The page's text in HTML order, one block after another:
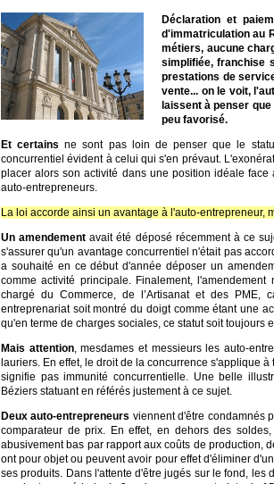
Déclaration et
d'immatriculation au
métiers, aucune
simplifiée, franchise
prestations de
vente... on le voit,
laissent à penser
peu favorisé.
Et certains ne sont pas loin de penser que le
concurrentiel évident à celui qui s'en prévaut.
placer alors son activité dans une position idéale
auto-entrepreneurs.
La loi accorde ainsi un avantage à l'auto-entrepreneur,
Un amendement avait été déposé récemment à ce
s'assurer qu'un avantage concurrentiel n'était pas
a souhaité en ce début d'année déposer un
comme activité principale. Finalement,
chargé du Commerce, de l’Artisanat et des
entreprenariat soit montré du doigt comme étant une
qu'en terme de charges sociales, ce statut soit toujours
Mais attention, mesdames et messieurs les auto-
lauriers. En effet, le droit de la concurrence s'applique
signifie pas immunité concurrentielle. Une belle
Béziers statuant en référés justement à ce sujet.
Deux auto-entrepreneurs viennent d'être condamnés
comparateur de prix. En effet, en dehors des
abusivement bas par rapport aux coûts de production,
ont pour objet ou peuvent avoir pour effet d'éliminer
ses produits. Dans l'attente d'être jugés sur le fond,